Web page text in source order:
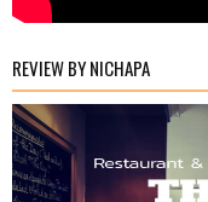
REVIEW BY NICHAPA